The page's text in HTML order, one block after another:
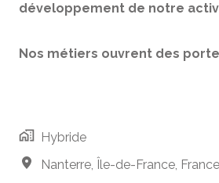
développement de notre
Nos métiers ouvrent des
Hybride
Nanterre Île-de-France France